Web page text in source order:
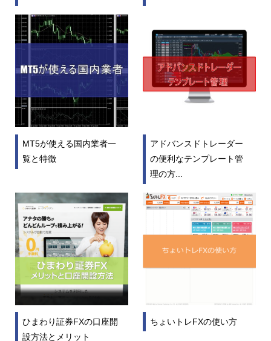
MT5が使える国内業者一
覧と特徴
アドバンスドトレーダー
の便利なテンプレート管
理の方...
ひまわり証券FXの口座開
設方法とメリット
ちょいトレFXの使い方